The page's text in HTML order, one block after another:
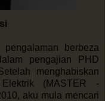
berbeza
pengajian PHD
menghabiskan
(MASTER -
aku mula mencari